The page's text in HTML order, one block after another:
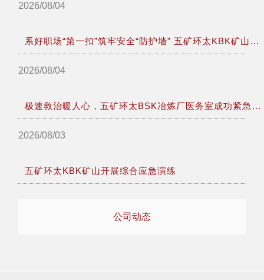
2026/08/04
系好职场“第一扣”筑牢安全“防护墙” 五矿环太KBK矿山开展新员工入职培训
2026/08/04
极速救治暖人心，五矿环太BSK冶炼厂医务室成功紧急救治受伤幼童
2026/08/03
五矿环太KBK矿山开展综合应急演练
公司动态